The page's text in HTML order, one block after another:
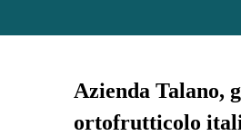
Azienda Talano,
ortofrutticolo